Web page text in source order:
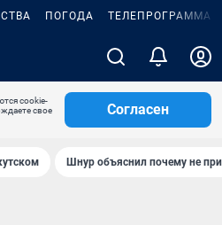
ПОГОДА ТЕЛЕПРОГРАММА
cookie-
свое
Согласен
Шнур объяснил почему не